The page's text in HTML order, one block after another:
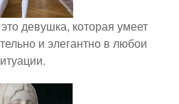
девушка, которая умеет
и элегантно в любои